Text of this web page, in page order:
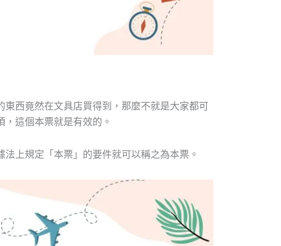
西竟然在文具店買得到，那麼不就是大家都可
這個本票就是有效的。
上規定「本票」的要件就可以稱之為本票。